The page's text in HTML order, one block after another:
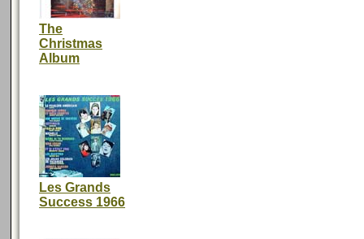
The
Christmas
Album
Les Grands
Success 1966